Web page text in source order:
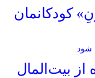
کودکانمان
بیت‌المال